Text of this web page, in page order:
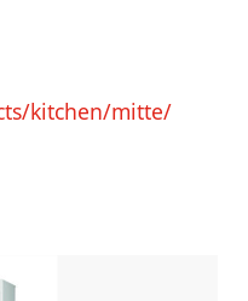
kitchen/mitte/